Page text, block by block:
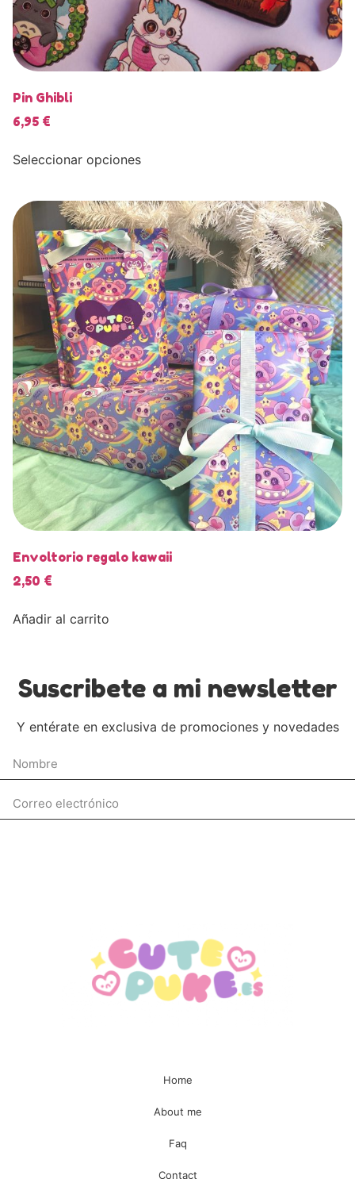
Pin Ghibli
6,95 €
Seleccionar opciones
Envoltorio regalo kawaii
2,50 €
Añadir al carrito
Suscribete a mi newsletter
Y entérate en exclusiva de promociones y novedades
Home
About me
Faq
Contact